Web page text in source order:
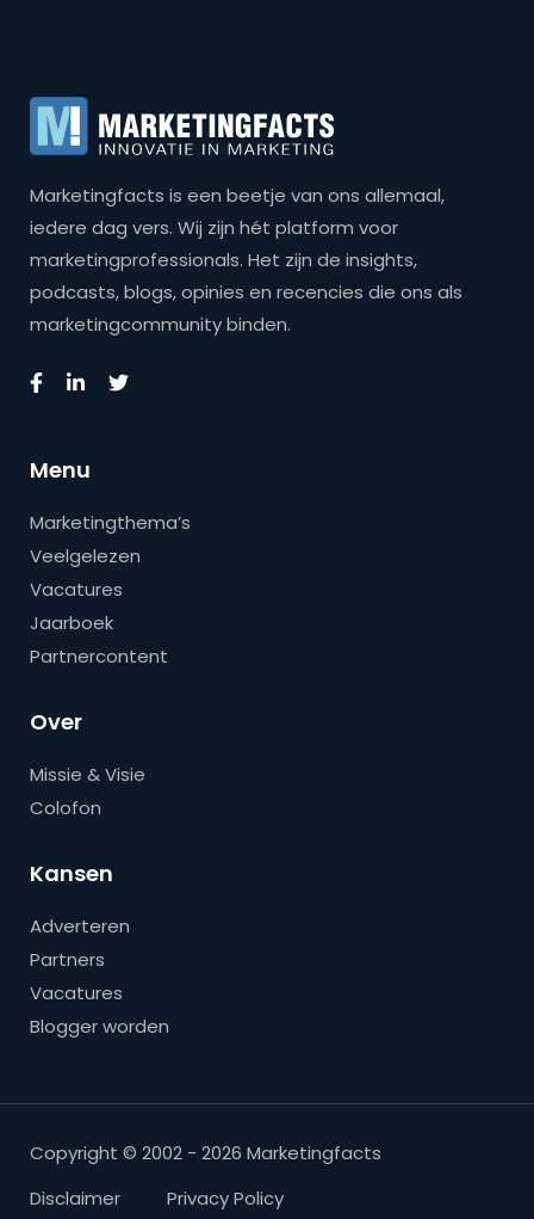
Marketingfacts is een beetje van ons allemaal,
iedere dag vers. Wij zijn hét platform voor
marketingprofessionals. Het zijn de insights,
podcasts, blogs, opinies en recencies die ons als
marketingcommunity binden.
Menu
Marketingthema’s
Veelgelezen
Vacatures
Jaarboek
Partnercontent
Over
Missie & Visie
Colofon
Kansen
Adverteren
Partners
Vacatures
Blogger worden
Copyright © 2002 - 2026 Marketingfacts
Disclaimer
Privacy Policy